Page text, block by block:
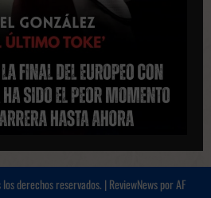
derechos reservados. |ReviewNewspor AF